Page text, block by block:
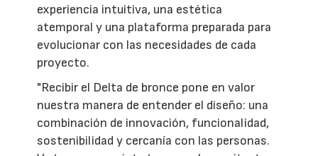
experiencia intuitiva, una estética
atemporal y una plataforma preparada para
evolucionar con las necesidades de cada
proyecto.
"Recibir el Delta de bronce pone en valor
nuestra manera de entender el diseño: una
combinación de innovación, funcionalidad,
sostenibilidad y cercanía con las personas.